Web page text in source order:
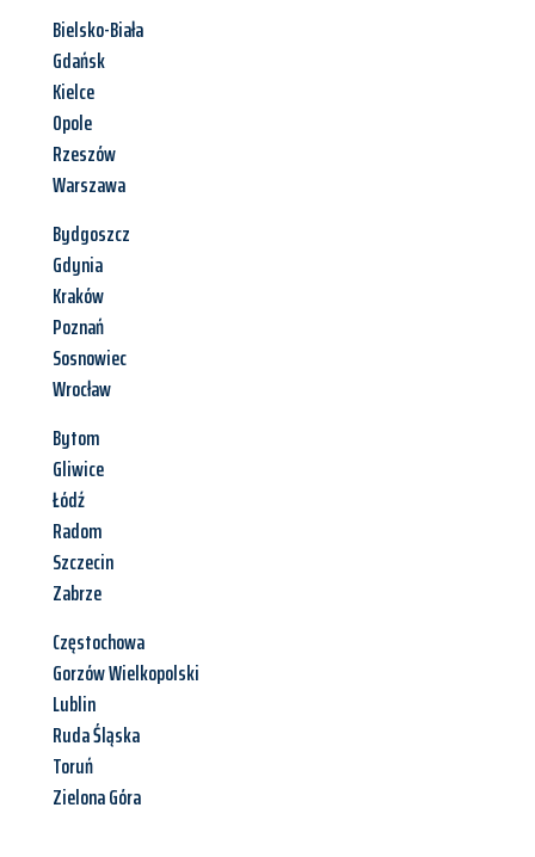
Bielsko-Biała
Gdańsk
Kielce
Opole
Rzeszów
Warszawa
Bydgoszcz
Gdynia
Kraków
Poznań
Sosnowiec
Wrocław
Bytom
Gliwice
Łódź
Radom
Szczecin
Zabrze
Częstochowa
Gorzów Wielkopolski
Lublin
Ruda Śląska
Toruń
Zielona Góra